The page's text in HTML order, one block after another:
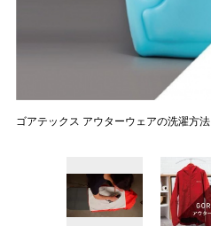
ゴアテックス アウターウェアの洗濯方法